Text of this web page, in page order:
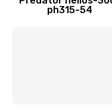
ph315-54